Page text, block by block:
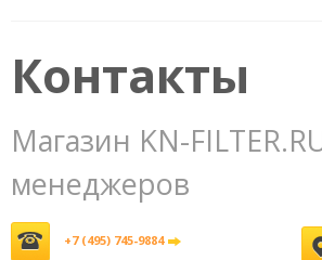
Контакты
Магазин KN-
менеджеров
+7 (495) 745-9884